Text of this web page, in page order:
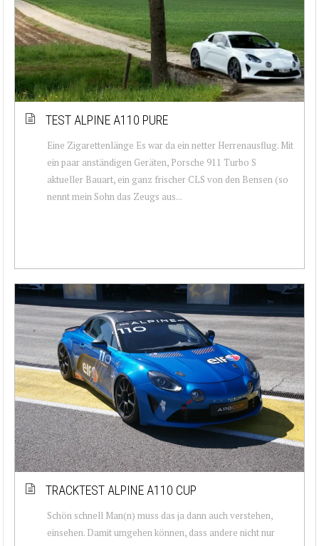
TEST ALPINE A110 PURE
Eine Zigarettenlänge Es war da ein netter Herrenausflug. Mit
ein paar anständigen Geräten, Porsche 911 Turbo S
aktueller Bauart, ein ganz frischer CLS von den Bensen (so
nennt mein Sohn das Zeugs aus...
TRACKTEST ALPINE A110 CUP
Schön schnell Man(n) muss das ja dann auch verstehen,
einsehen. Damit umgehen können, dass andere nicht nur